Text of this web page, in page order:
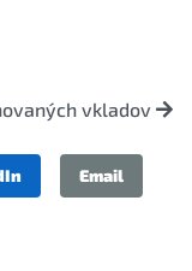
vkladov
Email